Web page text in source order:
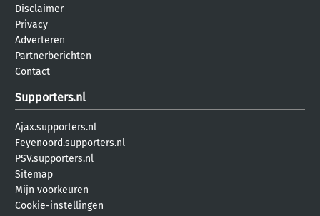
Disclaimer
Privacy
Adverteren
Partnerberichten
Contact
Supporters.nl
Ajax.supporters.nl
Feyenoord.supporters.nl
PSV.supporters.nl
Sitemap
Mijn voorkeuren
Cookie-instellingen